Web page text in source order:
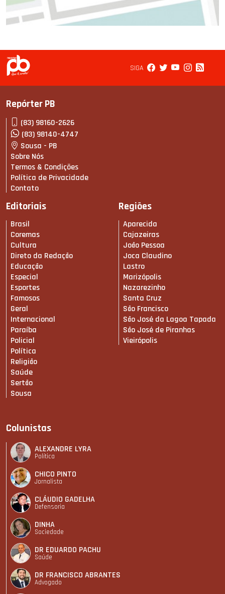
SIGA
Repórter PB
(83) 98160-2626
(83) 98140-4747
Sousa - PB
Sobre Nós
Termos & Condições
Política de Privacidade
Contato
Editoriais
Brasil
Coremas
Cultura
Direto da Redação
Educação
Especial
Esportes
Famosos
Geral
Internacional
Paraíba
Policial
Política
Religião
Saúde
Sertão
Sousa
Regiões
Aparecida
Cajazeiras
João Pessoa
Joca Claudino
Lastro
Marizópolis
Nazarezinho
Santa Cruz
São Francisco
São José da Lagoa Tapada
São José de Piranhas
Vieirópolis
Colunistas
ALEXANDRE LYRA
Política
CHICO PINTO
Jornalista
CLÁUDIO GADELHA
Defensoria
DINHA
Sociedade
DR EDUARDO PACHU
Saúde
DR FRANCISCO ABRANTES
Advogado